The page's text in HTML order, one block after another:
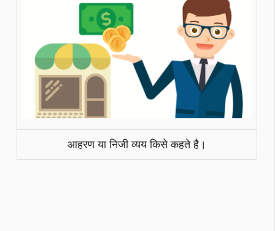
आहरण या निजी व्यय किसे कहते है।